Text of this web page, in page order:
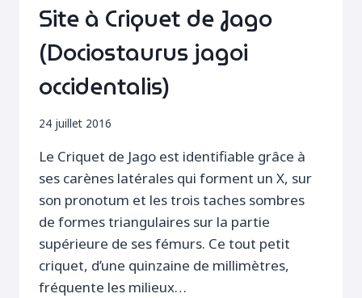
Site à Criquet de Jago
(Dociostaurus jagoi
occidentalis)
24 juillet 2016
Le Criquet de Jago est identifiable grâce à
ses carènes latérales qui forment un X, sur
son pronotum et les trois taches sombres
de formes triangulaires sur la partie
supérieure de ses fémurs. Ce tout petit
criquet, d’une quinzaine de millimètres,
fréquente les milieux…